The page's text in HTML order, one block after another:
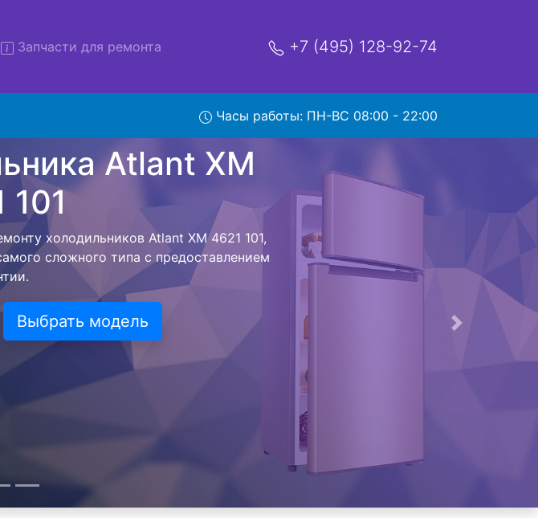
Запчасти для ремонта +7 (495) 128-92-74
Часы работы: ПН-ВС 08:00 - 22:00
не тратил свое время и деньги на
заберет холодильник Atlant XM 4621
холодильника Atlant XM 4621 101
тем самым Вам не предстоит ожидать
как холодильная техника сдается,
работ и в дальнейшем фиксируется.
- Доставка холодильников , выезд
и диагностика.
Выбрать модель
Следующая